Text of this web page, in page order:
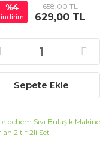
%4
indirim
658,00 TL
629,00 TL
Sepete Ekle